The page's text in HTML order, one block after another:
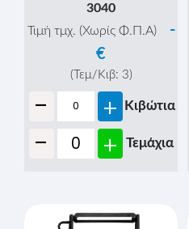
3040
Τιμή τμχ. (Χωρίς Φ.Π.Α)
-
€
(Τεμ/Κιβ: 3)
- + Κιβώτια
- + Τεμάχια